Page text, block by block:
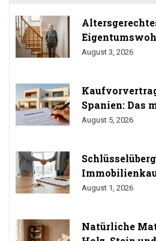
durchsetzen
August 3, 2026
Spanien: Das
August 5, 2026
das
August 1, 2026
Natürliche